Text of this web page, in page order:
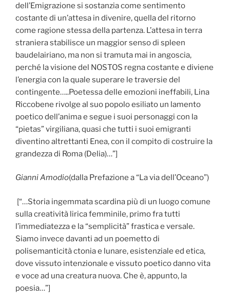
dell’Emigrazione si sostanzia come sentimento
costante di un’attesa in divenire, quella del ritorno
come ragione stessa della partenza. L’attesa in terra
straniera stabilisce un maggior senso di spleen
baudelairiano, ma non si tramuta mai in angoscia,
perché la visione del NOSTOS regna costante e diviene
l’energia con la quale superare le traversie del
contingente…..Poetessa delle emozioni ineffabili, Lina
Riccobene rivolge al suo popolo esiliato un lamento
poetico dell’anima e segue i suoi personaggi con la
“pietas” virgiliana, quasi che tutti i suoi emigranti
diventino altrettanti Enea, con il compito di costruire la
grandezza di Roma (Delia)…”]
Gianni Amodio(dalla Prefazione a “La via dell’Oceano”)
[“…Storia ingemmata scardina più di un luogo comune
sulla creatività lirica femminile, primo fra tutti
l’immediatezza e la “semplicità” frastica e versale.
Siamo invece davanti ad un poemetto di
polisemanticità ctonia e lunare, esistenziale ed etica,
dove vissuto intenzionale e vissuto poetico danno vita
e voce ad una creatura nuova. Che è, appunto, la
poesia…”]